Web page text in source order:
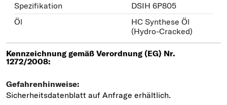
Spezifikation
DSIH 6P805
Öl
HC Synthese Öl
(Hydro-Cracked)